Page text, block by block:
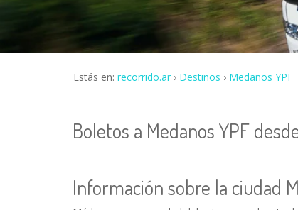
Estás en: recorrido.ar Destinos Medanos YPF
Boletos a Medanos YPF
Información sobre la ciudad